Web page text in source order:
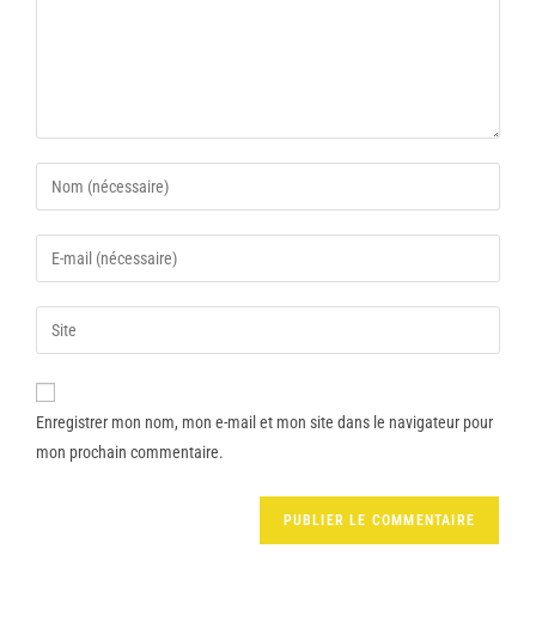
Enregistrer mon nom, mon e-mail et mon site dans le navigateur pour
mon prochain commentaire.